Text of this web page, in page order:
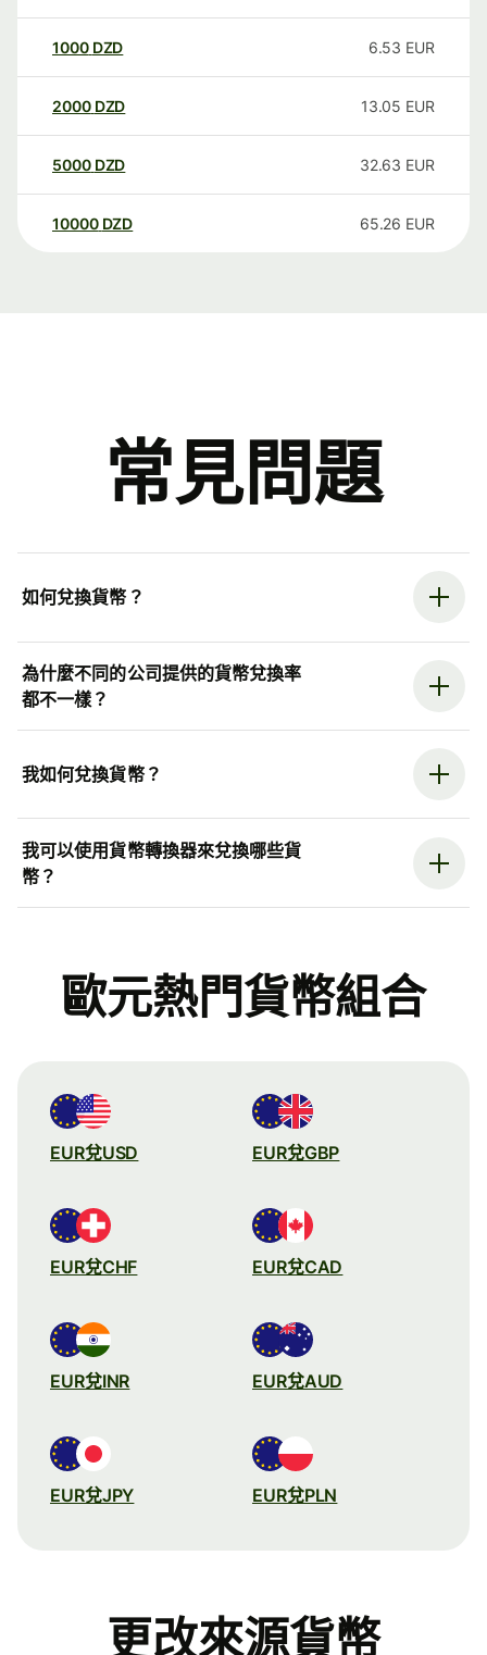
1000 DZD 6.53 EUR
2000 DZD 13.05 EUR
5000 DZD 32.63 EUR
10000 DZD 65.26 EUR
常見問題
如何兌換貨幣？
為什麼不同的公司提供的貨幣兌換率
都不一樣？
我如何兌換貨幣？
我可以使用貨幣轉換器來兌換哪些貨
幣？
歐元熱門貨幣組合
EUR兌USD EUR兌GBP
EUR兌CHF EUR兌CAD
EUR兌INR EUR兌AUD
EUR兌JPY EUR兌PLN
更改來源貨幣